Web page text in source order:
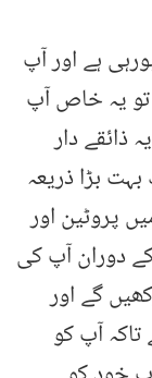
ہے اور آپ
یہ خاص آپ
ذائقے دار
بڑا ذریعہ
پروٹین اور
دوران آپ کی
گے اور
آپ کو